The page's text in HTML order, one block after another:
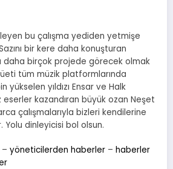
bu çalışma yediden yetmişe
bir kere daha konuşturan
daha birçok projede görecek olmak
tüm müzik platformlarında
yükselen yıldızı Ensar ve Halk
kazandıran büyük ozan Neşet
çalışmalarıyla bizleri kendilerine
Yolu dinleyicisi bol olsun.
– yöneticilerden haberler – haberler